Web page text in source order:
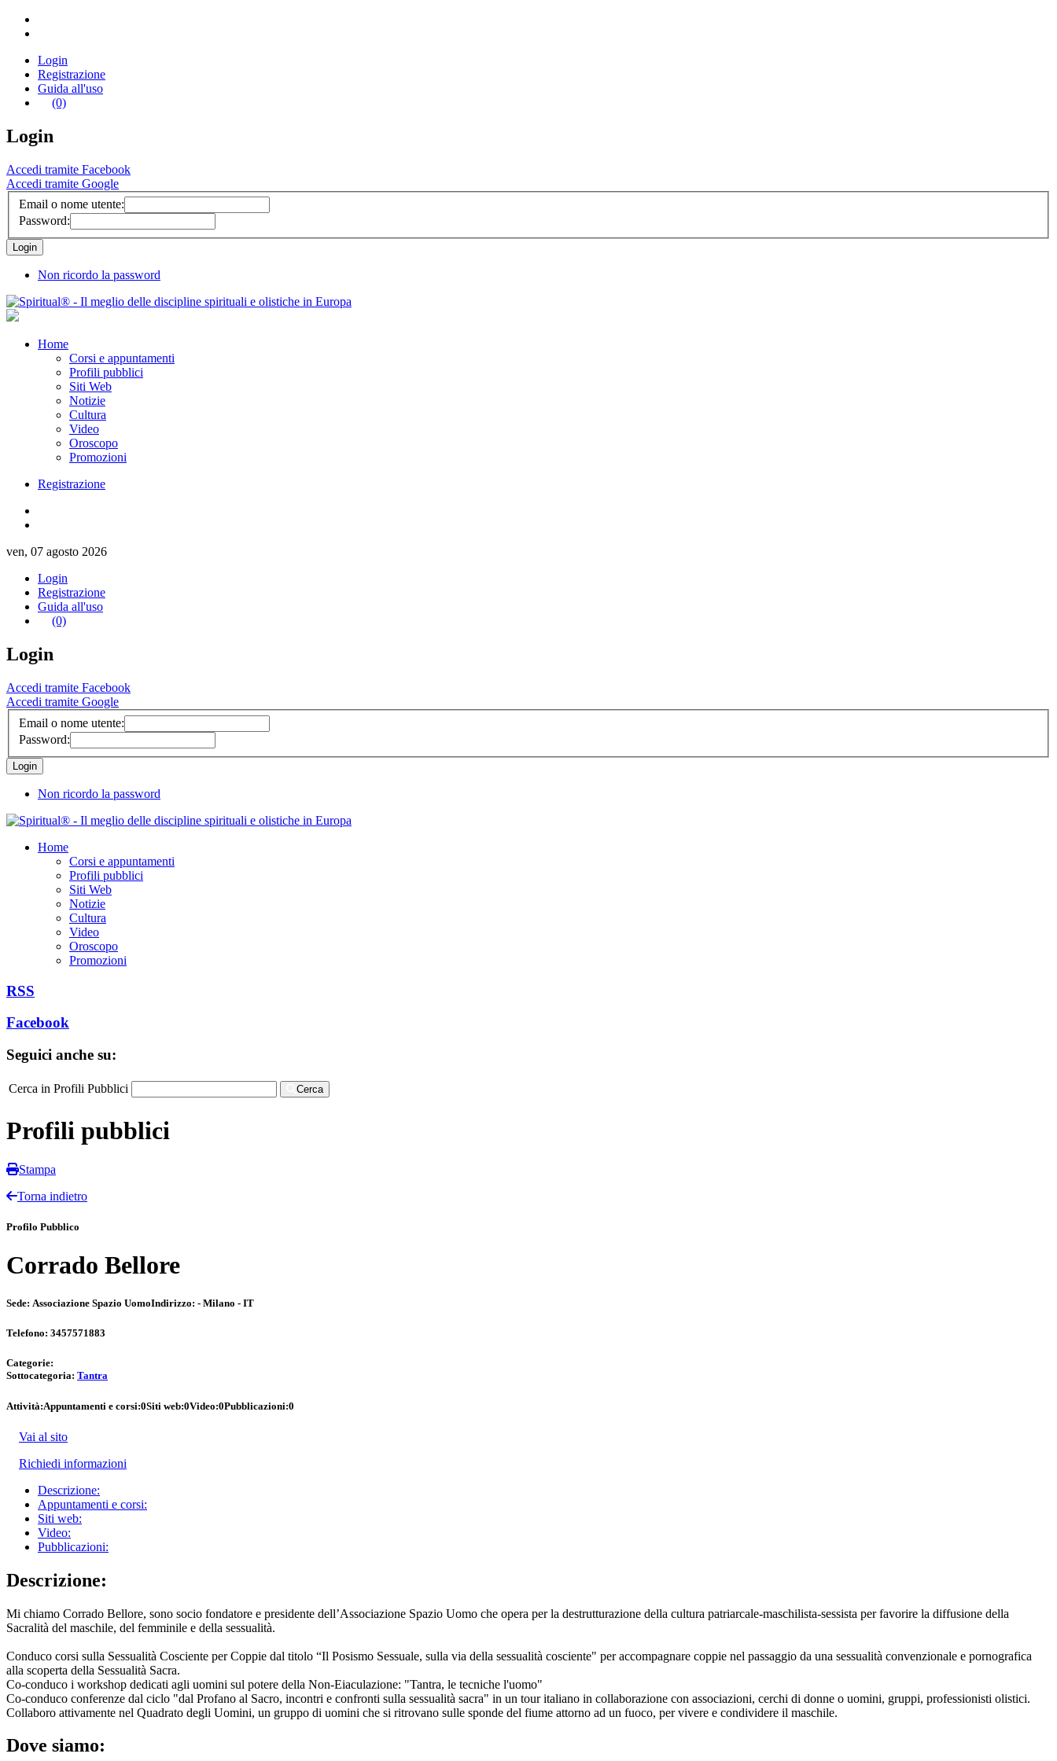
Login
Registrazione
Guida all'uso
(0)
Login
Accedi tramite Facebook
Accedi tramite Google
Email o nome utente:
Password:
Non ricordo la password
Home
Corsi e appuntamenti
Profili pubblici
Siti Web
Notizie
Cultura
Video
Oroscopo
Promozioni
Registrazione
ven, 07 agosto 2026
Login
Registrazione
Guida all'uso
(0)
Login
Accedi tramite Facebook
Accedi tramite Google
Email o nome utente:
Password:
Non ricordo la password
Home
Corsi e appuntamenti
Profili pubblici
Siti Web
Notizie
Cultura
Video
Oroscopo
Promozioni
RSS
Facebook
Seguici anche su:
Cerca in Profili Pubblici Cerca
Profili pubblici
Stampa
Torna indietro
Profilo Pubblico
Corrado Bellore
Sede: Associazione Spazio UomoIndirizzo: - Milano - IT
Telefono: 3457571883
Categorie:
Sottocategoria: Tantra
Attività:Appuntamenti e corsi:0Siti web:0Video:0Pubblicazioni:0
Vai al sito
Richiedi informazioni
Descrizione:
Appuntamenti e corsi:
Siti web:
Video:
Pubblicazioni:
Descrizione:
Mi chiamo Corrado Bellore, sono socio fondatore e presidente dell’Associazione Spazio Uomo che opera per la destrutturazione della cultura patriarcale-maschilista-sessista per favorire la diffusione della
Sacralità del maschile, del femminile e della sessualità.
Conduco corsi sulla Sessualità Cosciente per Coppie dal titolo “Il Posismo Sessuale, sulla via della sessualità cosciente" per accompagnare coppie nel passaggio da una sessualità convenzionale e pornografica
alla scoperta della Sessualità Sacra.
Co-conduco i workshop dedicati agli uomini sul potere della Non-Eiaculazione: "Tantra, le tecniche l'uomo"
Co-conduco conferenze dal ciclo "dal Profano al Sacro, incontri e confronti sulla sessualità sacra" in un tour italiano in collaborazione con associazioni, cerchi di donne o uomini, gruppi, professionisti olistici.
Collaboro attivamente nel Quadrato degli Uomini, un gruppo di uomini che si ritrovano sulle sponde del fiume attorno ad un fuoco, per vivere e condividere il maschile.
Dove siamo: